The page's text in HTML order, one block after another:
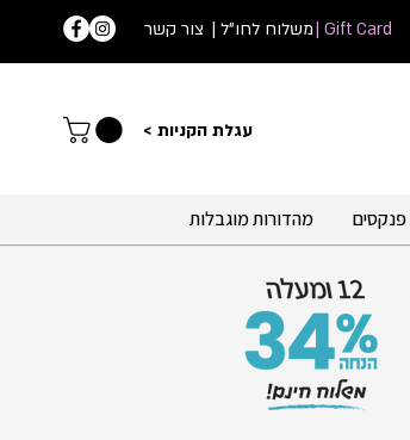
צור קשר | משלוח לחו"ל
עגלת הקניות >
Gift Card |
פנקסים מהדורות מוגבלות